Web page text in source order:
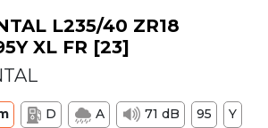
L235/40 ZR18
XL FR [23]
D A 71 dB 95 Y